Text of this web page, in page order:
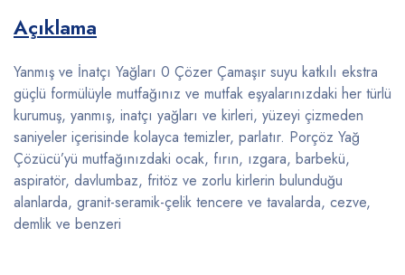
Açıklama
Yanmış ve İnatçı Yağları 0 Çözer Çamaşır suyu katkılı ekstra
güçlü formülüyle mutfağınız ve mutfak eşyalarınızdaki her türlü
kurumuş, yanmış, inatçı yağları ve kirleri, yüzeyi çizmeden
saniyeler içerisinde kolayca temizler, parlatır. Porçöz Yağ
Çözücü’yü mutfağınızdaki ocak, fırın, ızgara, barbekü,
aspiratör, davlumbaz, fritöz ve zorlu kirlerin bulunduğu
alanlarda, granit-seramik-çelik tencere ve tavalarda, cezve,
demlik ve benzeri